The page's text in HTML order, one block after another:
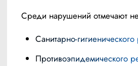
Среди нарушений отмечают
санитарно-
противоэпидемического